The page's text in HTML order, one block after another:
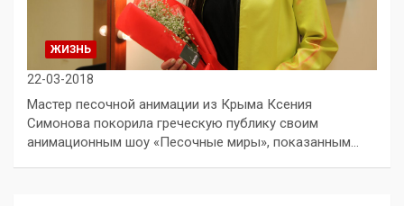
ЖИЗНЬ
22-03-2018
Мастер песочной анимации из Крыма Ксения
Симонова покорила греческую публику своим
анимационным шоу «Песочные миры», показанным…